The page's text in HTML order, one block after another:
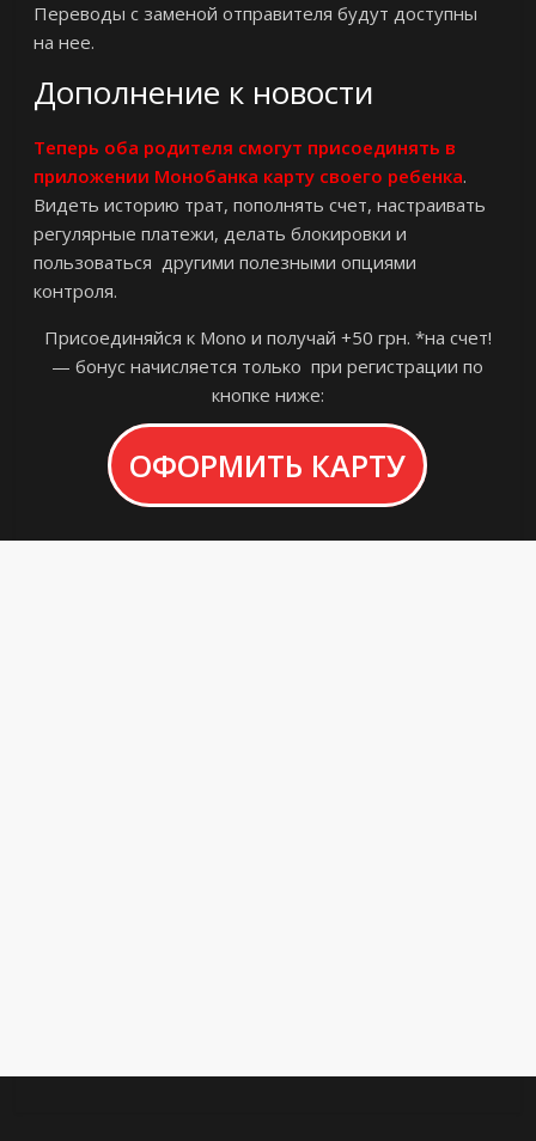
Переводы с заменой отправителя будут доступны
на нее.
Дополнение к новости
Теперь оба родителя смогут присоединять в
приложении Монобанка карту своего ребенка.
Видеть историю трат, пополнять счет, настраивать
регулярные платежи, делать блокировки и
пользоваться другими полезными опциями
контроля.
Присоединяйся к Mono и получай +50 грн. *на счет!
— бонус начисляется только при регистрации по
кнопке ниже:
ОФОРМИТЬ КАРТУ